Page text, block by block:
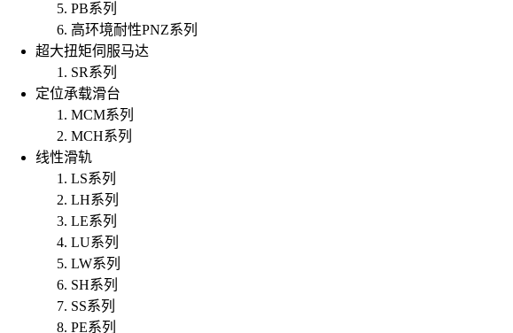
PB系列
高环境耐性PNZ系列
超大扭矩伺服马达
SR系列
定位承载滑台
MCM系列
MCH系列
线性滑轨
LS系列
LH系列
LE系列
LU系列
LW系列
SH系列
SS系列
PE系列